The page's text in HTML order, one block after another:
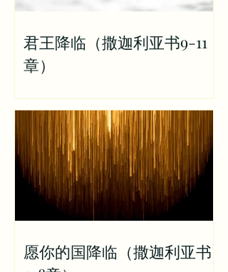
君王降临（撒迦利亚书9-11
章）
愿你的国降临（撒迦利亚书